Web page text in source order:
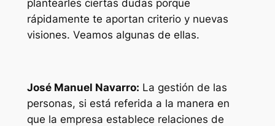
plantearles ciertas dudas porque
rápidamente te aportan criterio y nuevas
visiones. Veamos algunas de ellas.
José Manuel Navarro: La gestión de las
personas, si está referida a la manera en
que la empresa establece relaciones de